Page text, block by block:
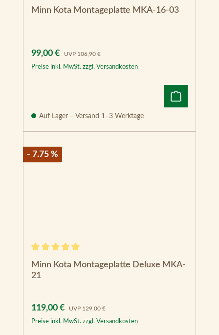
Durchschnittliche Bewertung von 4.88 von 5 Sternen
Minn Kota Montageplatte MKA-16-03
Verkaufspreis:
99,00 € UVP Regulärer Preis:
106,90 €
Preise inkl. MwSt. zzgl. Versandkosten
Auf Lager – Versand 1–3 Werktage
- 7.75 %
Durchschnittliche Bewertung von 5 von 5 Sternen
Minn Kota Montageplatte Deluxe MKA-
21
Verkaufspreis:
119,00 € UVP Regulärer Preis:
129,00 €
Preise inkl. MwSt. zzgl. Versandkosten